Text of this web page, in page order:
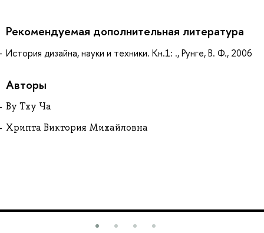
Рекомендуемая дополнительная литература
История дизайна, науки и техники. Кн.1: ., Рунге, В. Ф., 2006
Авторы
Ву Тху Ча
Хрипта Виктория Михайловна